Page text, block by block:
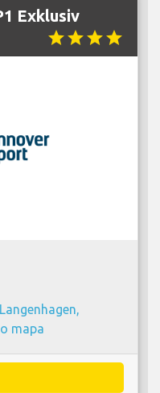
Exklusiv
starstarstarstar
mapa